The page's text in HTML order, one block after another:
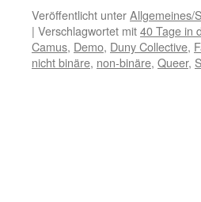
Veröffentlicht unterAllgemeines/
| Verschlagwortet mit40 Tage in
Camus, Demo, Duny Collective,
nicht binäre, non-binäre, Queer,